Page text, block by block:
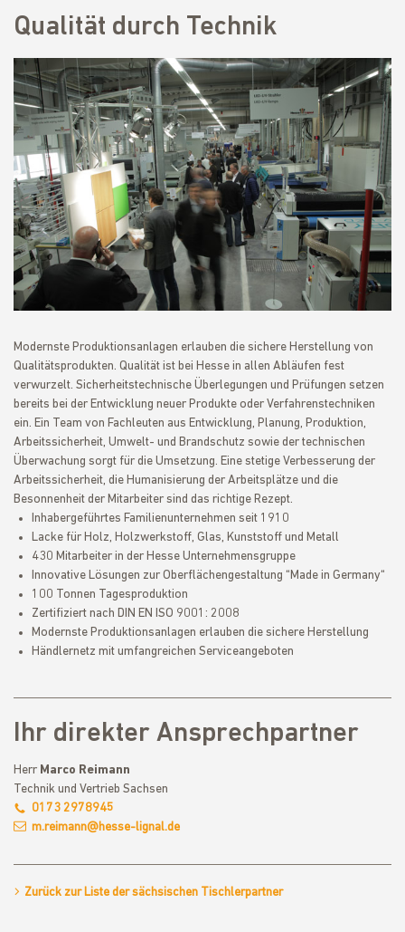
Qualität durch Technik
Modernste Produktionsanlagen erlauben die sichere Herstellung von
Qualitätsprodukten. Qualität ist bei Hesse in allen Abläufen fest
verwurzelt. Sicherheitstechnische Überlegungen und Prüfungen setzen
bereits bei der Entwicklung neuer Produkte oder Verfahrenstechniken
ein. Ein Team von Fachleuten aus Entwicklung, Planung, Produktion,
Arbeitssicherheit, Umwelt- und Brandschutz sowie der technischen
Überwachung sorgt für die Umsetzung. Eine stetige Verbesserung der
Arbeitssicherheit, die Humanisierung der Arbeitsplätze und die
Besonnenheit der Mitarbeiter sind das richtige Rezept.
Inhabergeführtes Familienunternehmen seit 1910
Lacke für Holz, Holzwerkstoff, Glas, Kunststoff und Metall
430 Mitarbeiter in der Hesse Unternehmensgruppe
Innovative Lösungen zur Oberflächengestaltung “Made in Germany“
100 Tonnen Tagesproduktion
Zertifiziert nach DIN EN ISO 9001: 2008
Modernste Produktionsanlagen erlauben die sichere Herstellung
Händlernetz mit umfangreichen Serviceangeboten
Ihr direkter Ansprechpartner
Herr Marco Reimann
Technik und Vertrieb Sachsen
0173 2978945
m.reimann@hesse-lignal.de
Zurück zur Liste der sächsischen Tischlerpartner